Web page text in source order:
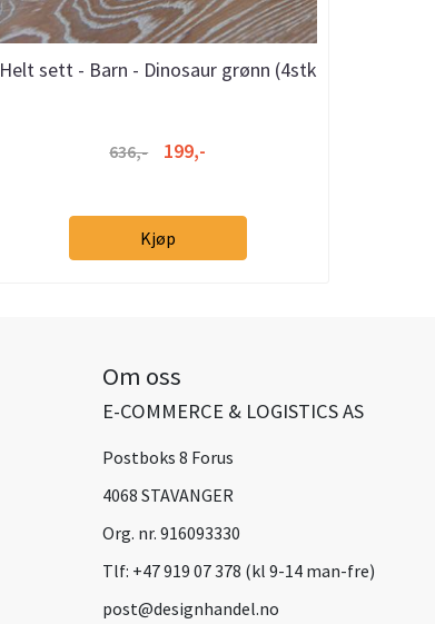
Helt sett - Barn - Dinosaur grønn (4stk
636,- 199,-
Kjøp
Om oss
E-COMMERCE & LOGISTICS AS
Postboks 8 Forus
4068 STAVANGER
Org. nr. 916093330
Tlf: +47 919 07 378 (kl 9-14 man-fre)
post@designhandel.no